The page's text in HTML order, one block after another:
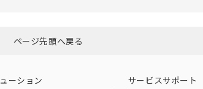
ページ先頭へ戻る
ーション サービスサポート